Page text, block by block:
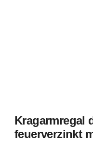
Kragarmregal
feuerverzinkt